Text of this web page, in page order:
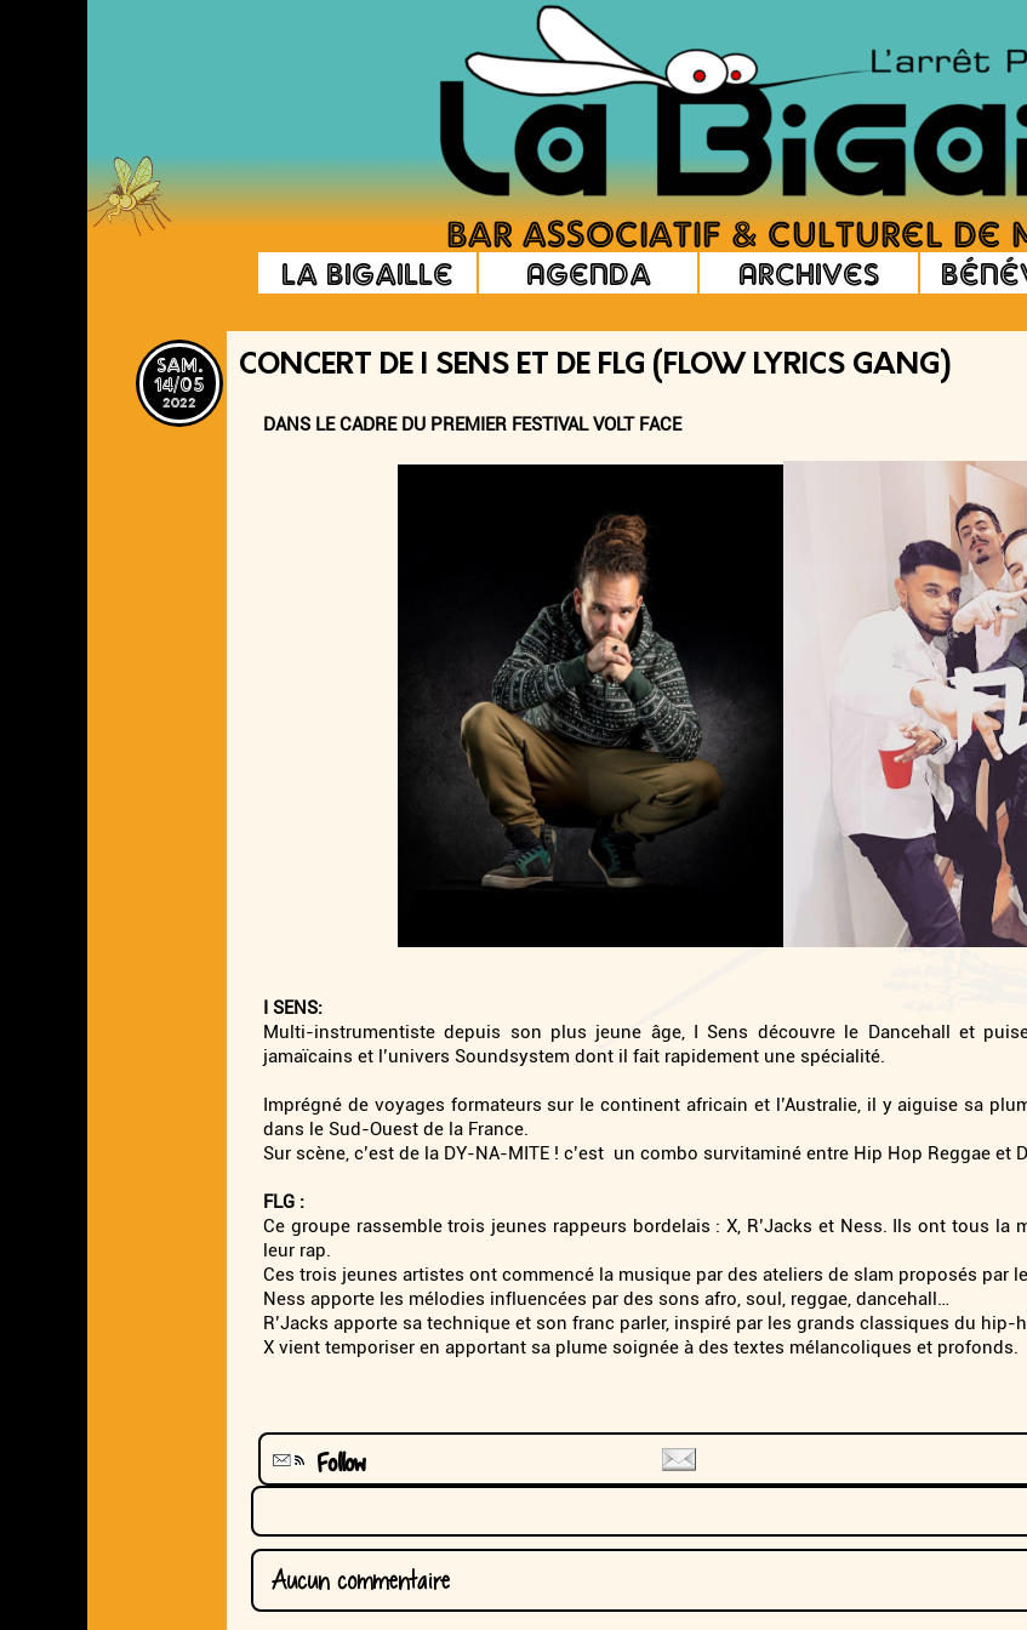
La Bigaille Agenda Archives
sam.
14/05
2022
CONCERT DE I SENS ET DE FLG (FLOW LYRICS GANG)
DANS LE CADRE DU PREMIER FESTIVAL VOLT FACE
I SENS:
Multi-instrumentiste depuis son plus jeune âge, I Sens découvre le Dancehall et
jamaïcains et l’univers Soundsystem dont il fait rapidement une spécialité.
Imprégné de voyages formateurs sur le continent africain et l’Australie, il y aiguise sa
dans le Sud-Ouest de la France.
Sur scène, c’est de la DY-NA-MITE ! c’est un combo survitaminé entre Hip Hop Reggae et
FLG :
Ce groupe rassemble trois jeunes rappeurs bordelais : X, R’Jacks et Ness. Ils ont tous la
leur rap.
Ces trois jeunes artistes ont commencé la musique par des ateliers de slam proposés par
Ness apporte les mélodies influencées par des sons afro, soul, reggae, dancehall…
R’Jacks apporte sa technique et son franc parler, inspiré par les grands classiques du hip-
X vient temporiser en apportant sa plume soignée à des textes mélancoliques et profonds.
Follow
Aucun commentaire